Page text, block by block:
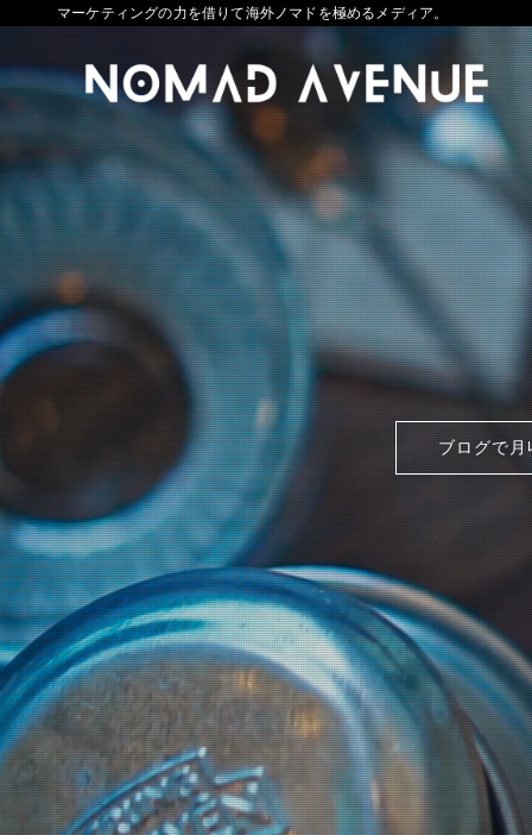
マーケティングの力を借りて海外ノマドを極めるメディア。
ブログで